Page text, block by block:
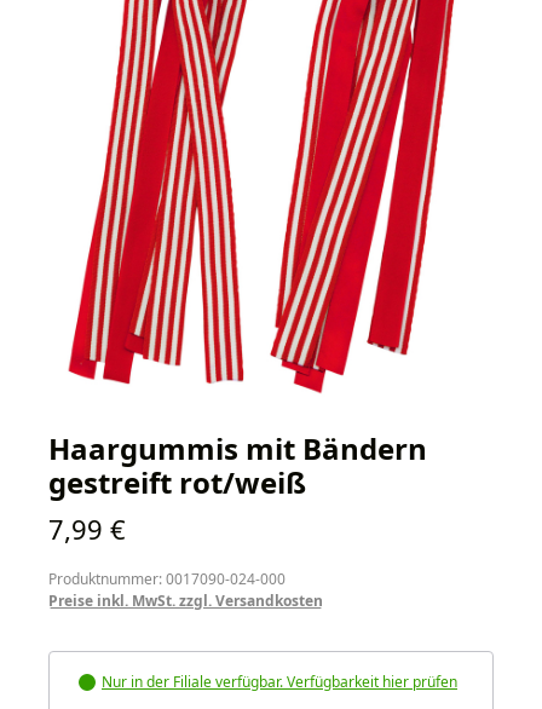
Haargummis mit Bändern
gestreift rot/weiß
Regulärer Preis:
7,99 €
Produktnummer: 0017090-024-000
Preise inkl. MwSt. zzgl. Versandkosten
Nur in der Filiale verfügbar. Verfügbarkeit hier prüfen